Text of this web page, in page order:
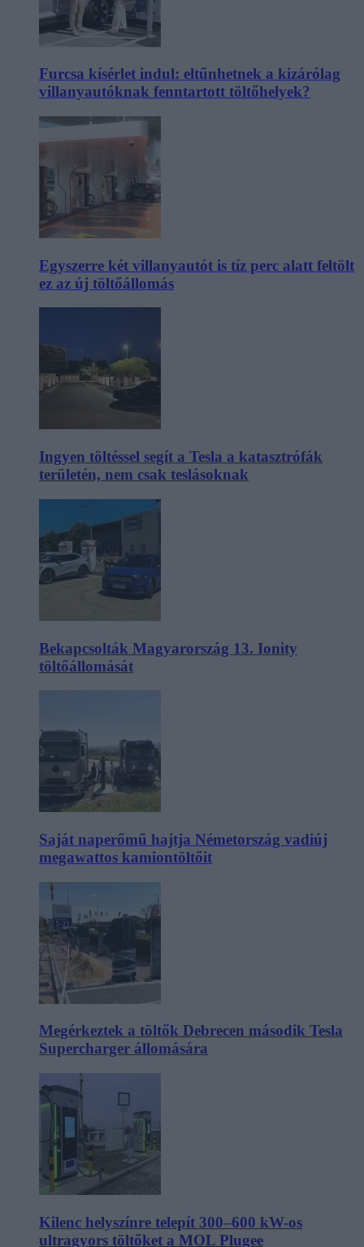
Furcsa kísérlet indul: eltűnhetnek a kizárólag
villanyautóknak fenntartott töltőhelyek?
Egyszerre két villanyautót is tíz perc alatt feltölt
ez az új töltőállomás
Ingyen töltéssel segít a Tesla a katasztrófák
területén, nem csak teslásoknak
Bekapcsolták Magyarország 13. Ionity
töltőállomását
Saját naperőmű hajtja Németország vadiúj
megawattos kamiontöltőit
Megérkeztek a töltők Debrecen második Tesla
Supercharger állomására
Kilenc helyszínre telepít 300–600 kW-os
ultragyors töltőket a MOL Plugee